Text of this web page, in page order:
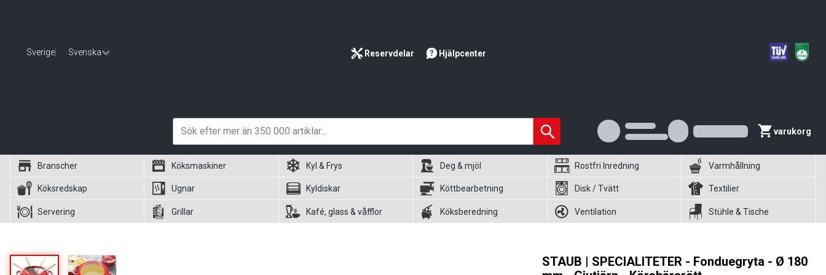
Sverige Svenska Reservdelar Hjälpcenter
varukorg
Branscher Köksmaskiner Kyl & Frys Deg & mjöl Rostfri Inredning Varmhållning
Köksredskap Ugnar Kyldiskar Köttbearbetning Disk / Tvätt Textilier
Servering Grillar Kafé, glass & våfflor Köksberedning Ventilation Stühle & Tische
STAUB | SPECIALITETER - Fonduegryta - Ø 180